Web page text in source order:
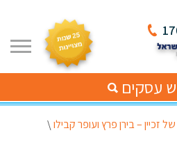
עסקים
של זכיין – בירן פרץ ועופר קבילו\